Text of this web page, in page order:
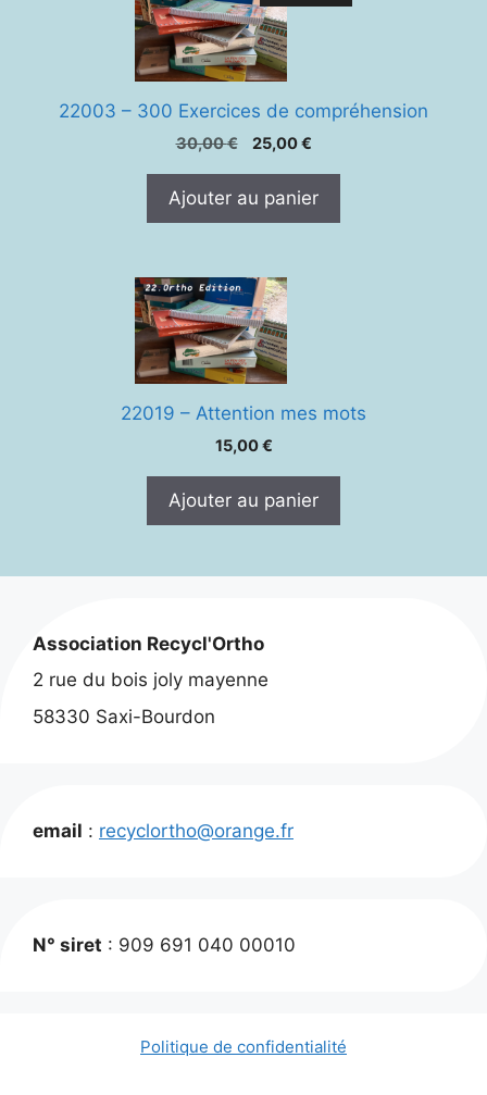
22003 – 300 Exercices de compréhension
30,00€
Le
était :
25,00€Le
est :
Ajouter au panier
22019 – Attention mes mots
15,00€
Ajouter au panier
Association Recycl'Ortho
2 rue du bois joly mayenne
58330 Saxi-Bourdon
email : recyclortho@orange.fr
N° siret : 909 691 040 00010
Politique de confidentialité